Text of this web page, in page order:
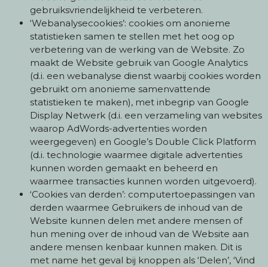
gebruiksvriendelijkheid te verbeteren.
‘Webanalysecookies’: cookies om anonieme
statistieken samen te stellen met het oog op
verbetering van de werking van de Website. Zo
maakt de Website gebruik van Google Analytics
(d.i. een webanalyse dienst waarbij cookies worden
gebruikt om anonieme samenvattende
statistieken te maken), met inbegrip van Google
Display Netwerk (d.i. een verzameling van websites
waarop AdWords-advertenties worden
weergegeven) en Google’s Double Click Platform
(d.i. technologie waarmee digitale advertenties
kunnen worden gemaakt en beheerd en
waarmee transacties kunnen worden uitgevoerd).
‘Cookies van derden’: computertoepassingen van
derden waarmee Gebruikers de inhoud van de
Website kunnen delen met andere mensen of
hun mening over de inhoud van de Website aan
andere mensen kenbaar kunnen maken. Dit is
met name het geval bij knoppen als ‘Delen’, ‘Vind